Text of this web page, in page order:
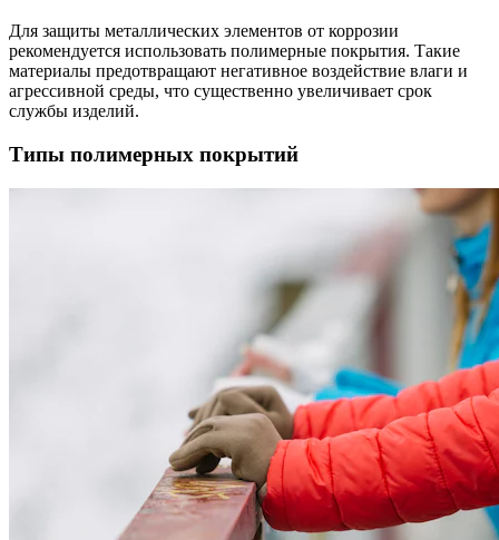
Для защиты металлических элементов от коррозии
рекомендуется использовать полимерные покрытия. Такие
материалы предотвращают негативное воздействие влаги и
агрессивной среды, что существенно увеличивает срок
службы изделий.
Типы полимерных покрытий